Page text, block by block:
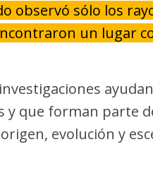
observó sólo los
un lugar
y que forman parte
evolución y